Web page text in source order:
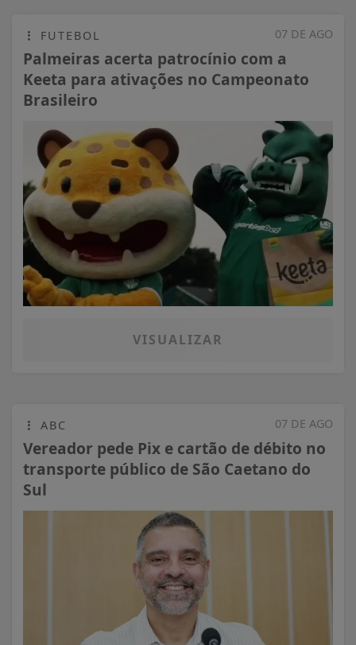
07 DE AGO
FUTEBOL
Palmeiras acerta patrocínio com a
Keeta para ativações no Campeonato
Brasileiro
VISUALIZAR
07 DE AGO
ABC
Vereador pede Pix e cartão de débito no
transporte público de São Caetano do
Sul